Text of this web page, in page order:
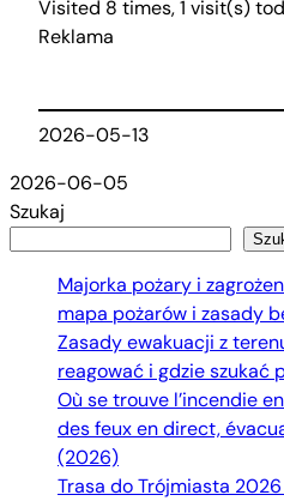
Visited 8 times, 1 visit(s)
Reklama
2026-05-13
2026-06-05
Szukaj
Majorka pożary i
mapa pożarów i zasady
Zasady ewakuacji z
reagować i gdzie szukać
Où se trouve l’incendie
des feux en direct,
(2026)
Trasa do Trójmiasta